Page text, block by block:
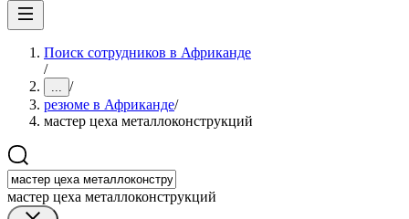
Поиск сотрудников в Африканде
/
... /
резюме в Африканде/
мастер цеха металлоконструкций
мастер цеха металлоконструкций